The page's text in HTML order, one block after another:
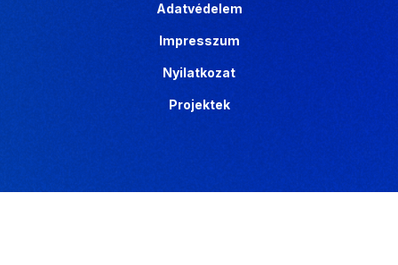
Adatvédelem
Impresszum
Nyilatkozat
Projektek